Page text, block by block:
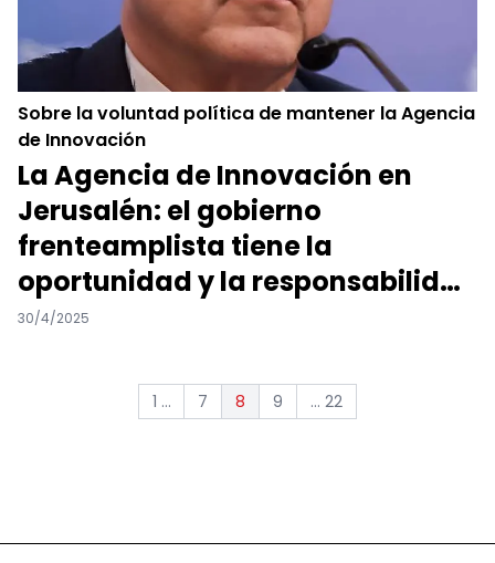
Sobre la voluntad política de mantener la Agencia
de Innovación
La Agencia de Innovación en
Jerusalén: el gobierno
frenteamplista tiene la
oportunidad y la responsabilidad
de rectificar esta medida
30/4/2025
1 ... 7 8 9 ... 22